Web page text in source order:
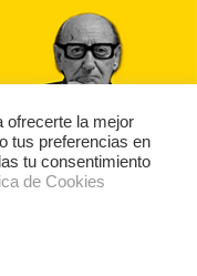
ofrecerte la mejor
tus preferencias en
tu consentimiento
de Cookies